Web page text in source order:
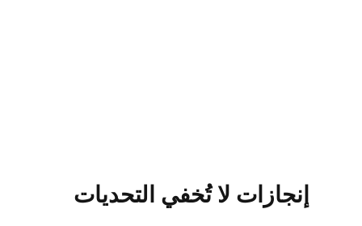
إنجازات لا تُخفي التحديات